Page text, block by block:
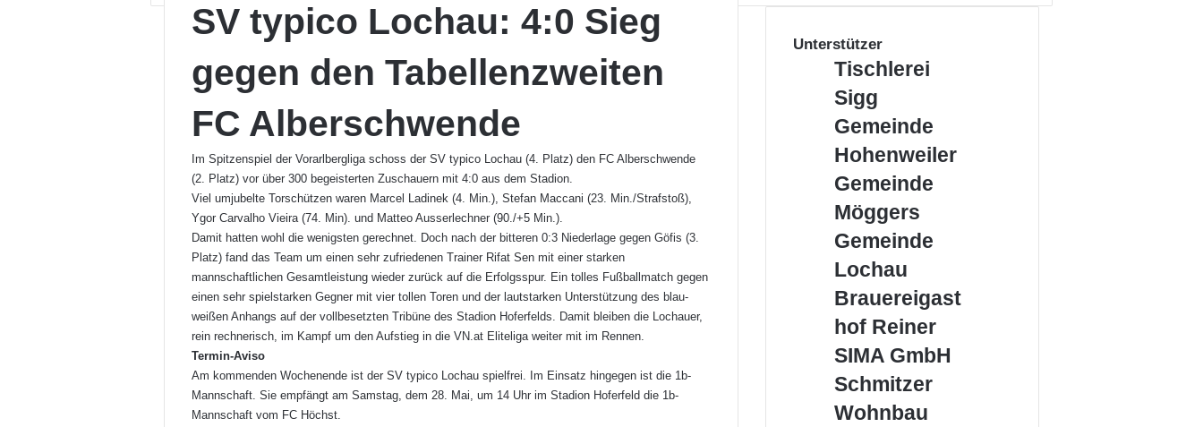
SV typico Lochau: 4:0 Sieg
gegen den Tabellenzweiten
FC Alberschwende
Im Spitzenspiel der Vorarlbergliga schoss der SV typico Lochau (4. Platz) den FC Alberschwende
(2. Platz) vor über 300 begeisterten Zuschauern mit 4:0 aus dem Stadion.
Viel umjubelte Torschützen waren Marcel Ladinek (4. Min.), Stefan Maccani (23. Min./Strafstoß),
Ygor Carvalho Vieira (74. Min). und Matteo Ausserlechner (90./+5 Min.).
Damit hatten wohl die wenigsten gerechnet. Doch nach der bitteren 0:3 Niederlage gegen Göfis (3.
Platz) fand das Team um einen sehr zufriedenen Trainer Rifat Sen mit einer starken
mannschaftlichen Gesamtleistung wieder zurück auf die Erfolgsspur. Ein tolles Fußballmatch gegen
einen sehr spielstarken Gegner mit vier tollen Toren und der lautstarken Unterstützung des blau-
weißen Anhangs auf der vollbesetzten Tribüne des Stadion Hoferfelds. Damit bleiben die Lochauer,
rein rechnerisch, im Kampf um den Aufstieg in die VN.at Eliteliga weiter mit im Rennen.
Termin-Aviso
Am kommenden Wochenende ist der SV typico Lochau spielfrei. Im Einsatz hingegen ist die 1b-
Mannschaft. Sie empfängt am Samstag, dem 28. Mai, um 14 Uhr im Stadion Hoferfeld die 1b-
Mannschaft vom FC Höchst.
Unterstützer
Tischlerei
Tischlerei
Sigg
Gemeinde
Gemeinde
Hohenweiler
Gemeinde
Gemeinde
Möggers
Gemeinde
Gemeinde
Lochau
Brauereigasthof
Brauereigast
hof Reiner
SIMA
SIMA GmbH
Schmitzer
GmbH
Schmitzer
Wohnbau